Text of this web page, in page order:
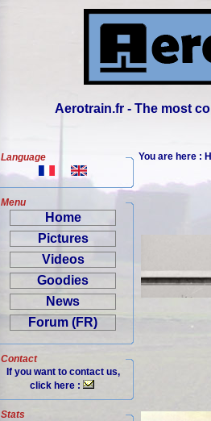
Aerotrain.fr - The most
Language
Menu
Home
Pictures
Videos
Goodies
News
Forum (FR)
Contact
If you want to contact us,
click here :
Stats
You are here :